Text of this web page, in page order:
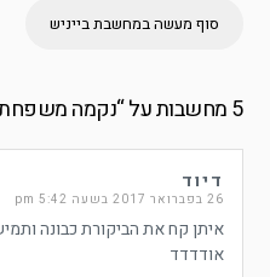
סוף מעשה במחשבת בייניש
5 מחשבות על “ נקמה
דיוד
26 בפברואר 2017 בשעה 5:42 pm
איתן קח את הביקורת כבונה
אודדדד